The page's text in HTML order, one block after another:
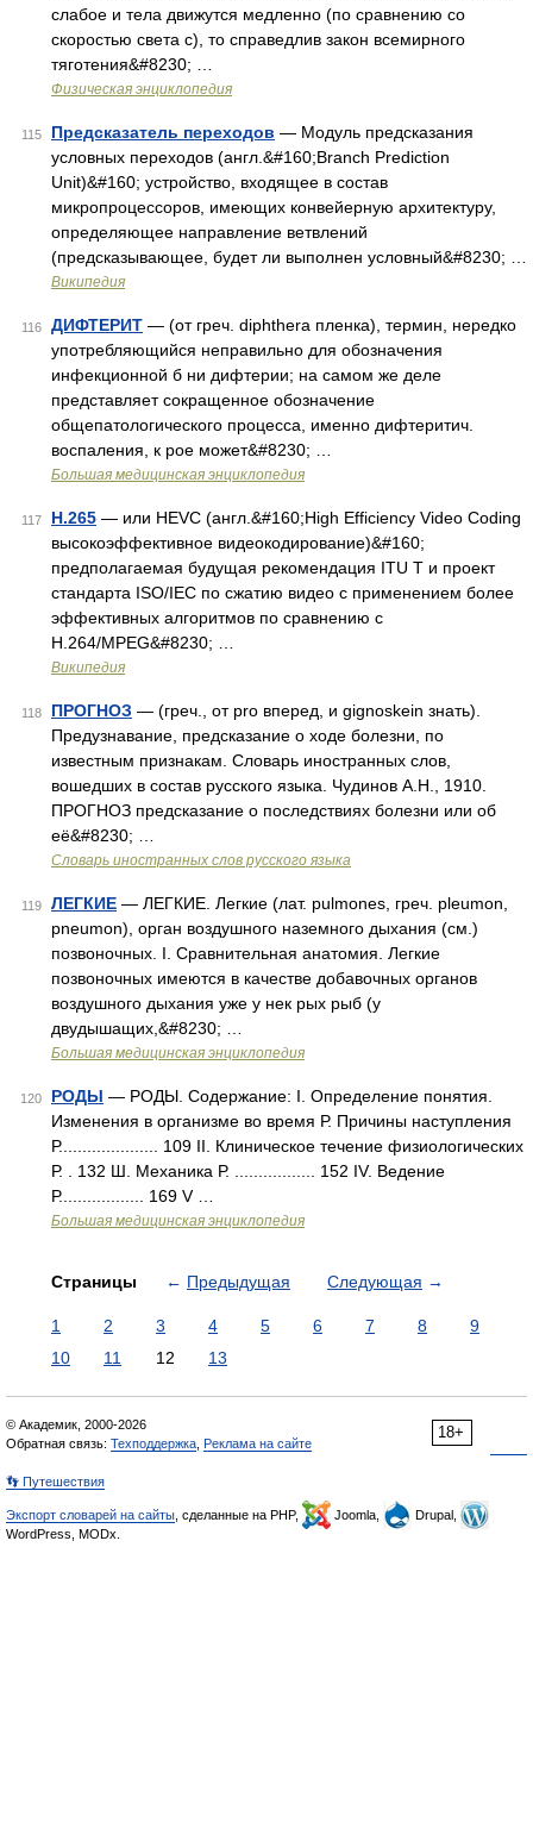
слабое и тела движутся медленно (по сравнению со
скоростью света с), то справедлив закон всемирного
тяготения&#8230; …
Физическая энциклопедия
115 Предсказатель переходов — Модуль предсказания
условных переходов (англ.&#160;Branch Prediction
Unit)&#160; устройство, входящее в состав
микропроцессоров, имеющих конвейерную архитектуру,
определяющее направление ветвлений
(предсказывающее, будет ли выполнен условный&#8230; …
Википедия
116 ДИФТЕРИТ — (от греч. diphthera пленка), термин, нередко
употребляющийся неправильно для обозначения
инфекционной б ни дифтерии; на самом же деле
представляет сокращенное обозначение
общепатологического процесса, именно дифтеритич.
воспаления, к рое может&#8230; …
Большая медицинская энциклопедия
117 H.265 — или HEVC (англ.&#160;High Efficiency Video Coding
высокоэффективное видеокодирование)&#160;
предполагаемая будущая рекомендация ITU T и проект
стандарта ISO/IEC по сжатию видео с применением более
эффективных алгоритмов по сравнению с
H.264/MPEG&#8230; …
Википедия
118 ПРОГНОЗ — (греч., от pro вперед, и gignoskein знать).
Предузнавание, предсказание о ходе болезни, по
известным признакам. Словарь иностранных слов,
вошедших в состав русского языка. Чудинов А.Н., 1910.
ПРОГНОЗ предсказание о последствиях болезни или об
её&#8230; …
Словарь иностранных слов русского языка
119 ЛЕГКИЕ — ЛЕГКИЕ. Легкие (лат. pulmones, греч. pleumon,
pneumon), орган воздушного наземного дыхания (см.)
позвоночных. I. Сравнительная анатомия. Легкие
позвоночных имеются в качестве добавочных органов
воздушного дыхания уже у нек рых рыб (у
двудышащих,&#8230; …
Большая медицинская энциклопедия
120 РОДЫ — РОДЫ. Содержание: I. Определение понятия.
Изменения в организме во время Р. Причины наступления
Р..................... 109 II. Клиническое течение физиологических
Р. . 132 Ш. Механика Р. ................. 152 IV. Ведение
Р.................. 169 V …
Большая медицинская энциклопедия
Страницы ← Предыдущая Следующая →
1 2 3 4 5 6 7 8
9
10
11 12 13
18+
© Академик, 2000-2026
Обратная связь: Техподдержка Реклама на сайте
👣 Путешествия
Экспорт словарей на сайты , сделанные на PHP, Joomla,
Drupal,
WordPress, MODx.